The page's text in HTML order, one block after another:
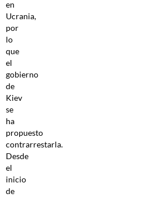
en
Ucrania,
por
lo
que
el
gobierno
de
Kiev
se
ha
propuesto
contrarrestarla.
Desde
el
inicio
de